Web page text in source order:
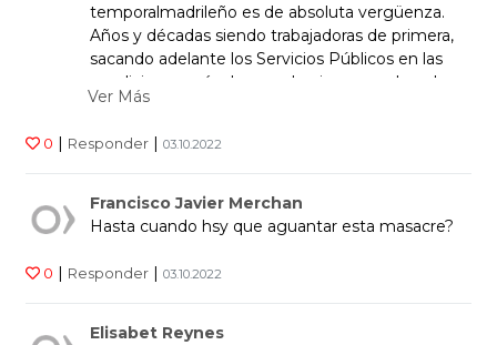
temporalmadrileño es de absoluta vergüenza.
Años y décadas siendo trabajadoras de primera,
sacando adelante los Servicios Públicos en las
condiciones más duras y abusivas, con derechos
de segunda. Ya está bien, caramba. Fijeza YA!!
Ver Más
0 | Responder | 03.10.2022
Francisco Javier Merchan
Hasta cuando hsy que aguantar esta masacre?
0 | Responder | 03.10.2022
Elisabet Reynes